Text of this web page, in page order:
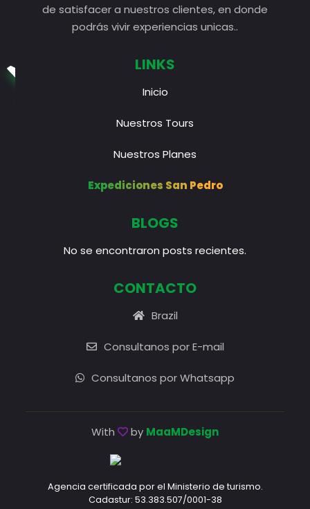
de satisfacer a nuestros clientes, en donde
podrás vivir experiencias unicas..
LINKS
Inicio
Nuestros Tours
Nuestros Planes
Expediciones San Pedro
BLOGS
No se encontraron posts recientes.
CONTACTO
Brazil
Consultanos por E-mail
Consultanos por Whatsapp
With by MaaMDesign
Agencia certificada por el Ministerio de turismo.
Cadastur: 53.383.507/0001-38